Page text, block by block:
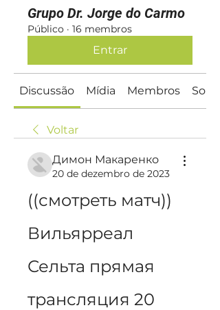
Grupo Dr. Jorge do Carmo
Público · 16 membros
Entrar
Discussão Mídia Membros Sobre
Voltar
Димон Макаренко
20 de dezembro de 2023
((смотреть матч))
Вильярреал
Сельта прямая
трансляция 20